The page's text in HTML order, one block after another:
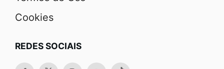
Cookies
REDES SOCIAIS